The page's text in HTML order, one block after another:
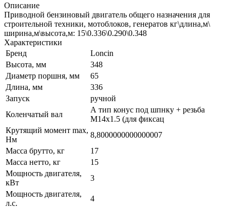
Описание
Приводной бензиновый двигатель общего назначения для
строительной техники, мотоблоков, генератов кг\длина,м\
ширина,м\высота,м: 15\0.336\0.290\0.348
Характеристики
Бренд
Loncin
Высота, мм
348
Диаметр поршня, мм
65
Длина, мм
336
Запуск
ручной
Коленчатый вал
А тип конус под шпнку + резьба
M14x1.5 (для фиксац
Крутящий момент max,
Hм
8,8000000000000007
Масса брутто, кг
17
Масса нетто, кг
15
Мощность двигателя,
кВт
3
Мощность двигателя,
л.с.
4